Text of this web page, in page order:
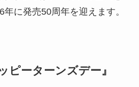
に発売50周年を迎えます。
ピーターンズデー』